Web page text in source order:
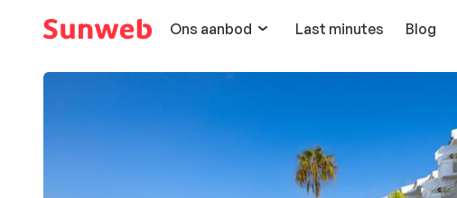
Ons aanbod
Last minutes Blog